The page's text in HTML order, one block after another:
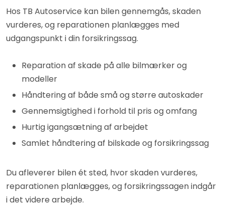
Hos TB Autoservice kan bilen gennemgås, skaden
vurderes, og reparationen planlægges med
udgangspunkt i din forsikringssag.
Reparation af skade på alle bilmærker og
modeller
Håndtering af både små og større autoskader
Gennemsigtighed i forhold til pris og omfang
Hurtig igangsætning af arbejdet
Samlet håndtering af bilskade og forsikringssag
Du afleverer bilen ét sted, hvor skaden vurderes,
reparationen planlægges, og forsikringssagen indgår
i det videre arbejde.